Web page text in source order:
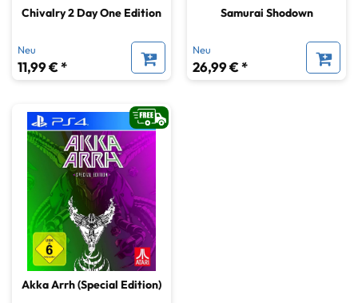
Chivalry 2 Day One Edition
Neu
11,99 € *
Samurai Shodown
Neu
26,99 € *
Akka Arrh (Special Edition)